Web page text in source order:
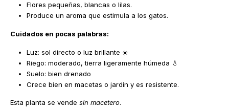
Flores pequeñas, blancas o lilas.
Produce un aroma que estimula a los gatos.
Cuidados en pocas palabras:
Luz: sol directo o luz brillante ☀️
Riego: moderado, tierra ligeramente húmeda 💧
Suelo: bien drenado
Crece bien en macetas o jardín y es resistente.
Esta planta se vende sin macetero.